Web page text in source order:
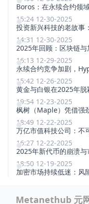
Boros：在永续合约领
15:24 12-30-2025
投资新兴科技的老故事
14:31 12-30-2025
2025年回顾：区块链
16:13 12-29-2025
永续合约竞争加剧，
15:42 12-26-2025
黄金与白银在2025年脱
19:54 12-23-2025
枫树（Maple）凭借强
18:49 12-22-2025
万亿市值科技公司：不
16:27 12-22-2025
2025年新代币的崩溃
18:50 12-19-2025
加密市场持续低迷：风
Metanethub 元